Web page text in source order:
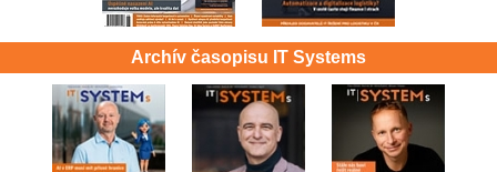
Archív časopisu IT Systems